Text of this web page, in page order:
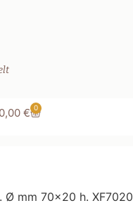
0,00 € 0
mm 70×20 h. XF7020